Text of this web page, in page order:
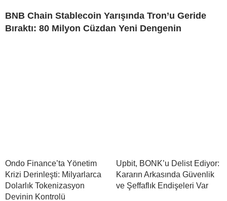
BNB Chain Stablecoin Yarışında Tron’u Geride
Bıraktı: 80 Milyon Cüzdan Yeni Dengenin
Ondo Finance’ta Yönetim
Krizi Derinleşti: Milyarlarca
Dolarlık Tokenizasyon
Devinin Kontrolü
Upbit, BONK’u Delist Ediyor:
Kararın Arkasında Güvenlik
ve Şeffaflık Endişeleri Var